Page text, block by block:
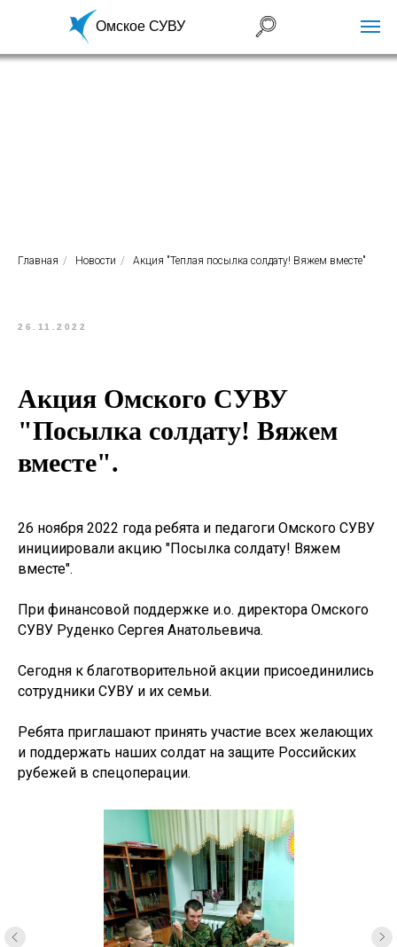
Омское СУВУ
Главная / Новости / Акция "Теплая посылка солдату! Вяжем вместе"
26.11.2022
Акция Омского СУВУ
"Посылка солдату! Вяжем
вместе".
26 ноября 2022 года ребята и педагоги Омского СУВУ
инициировали акцию "Посылка солдату! Вяжем
вместе".
При финансовой поддержке и.о. директора Омского
СУВУ Руденко Сергея Анатольевича.
Сегодня к благотворительной акции присоединились
сотрудники СУВУ и их семьи.
Ребята приглашают принять участие всех желающих
и поддержать наших солдат на защите Российских
рубежей в спецоперации.